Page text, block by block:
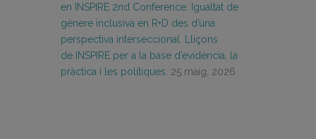
en INSPIRE 2nd Conference: Igualtat de
gènere inclusiva en R+D des d’una
perspectiva interseccional. Lliçons
de INSPIRE per a la base d’evidència, la
pràctica i les polítiques. 25 maig, 2026